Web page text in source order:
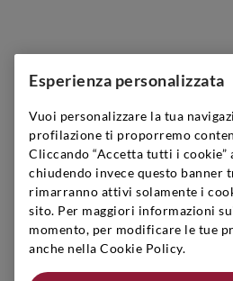
Esperienza personalizzata
Vuoi personalizzare la tua
profilazione ti proporremo
Cliccando “Accetta tutti i
chiudendo invece questo banner
rimarranno attivi solamente i
sito. Per maggiori informazioni
momento, per modificare le tue
anche nella Cookie Policy.